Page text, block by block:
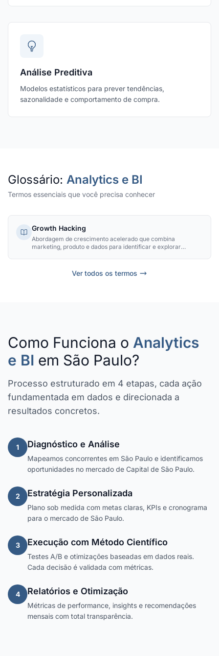
Análise Preditiva
Modelos estatísticos para prever tendências,
sazonalidade e comportamento de compra.
Glossário: Analytics e BI
Termos essenciais que você precisa conhecer
Growth Hacking
Abordagem de crescimento acelerado que combina
marketing, produto e dados para identificar e explorar
Ver todos os termos
Como Funciona o Analytics
e BI em São Paulo?
Processo estruturado em 4 etapas, cada ação
fundamentada em dados e direcionada a
resultados concretos.
1 Diagnóstico e Análise
Mapeamos concorrentes em São Paulo e identificamos
oportunidades no mercado de Capital de São Paulo.
2 Estratégia Personalizada
Plano sob medida com metas claras, KPIs e cronograma
para o mercado de São Paulo.
3 Execução com Método Científico
Testes A/B e otimizações baseadas em dados reais.
Cada decisão é validada com métricas.
4 Relatórios e Otimização
Métricas de performance, insights e recomendações
mensais com total transparência.